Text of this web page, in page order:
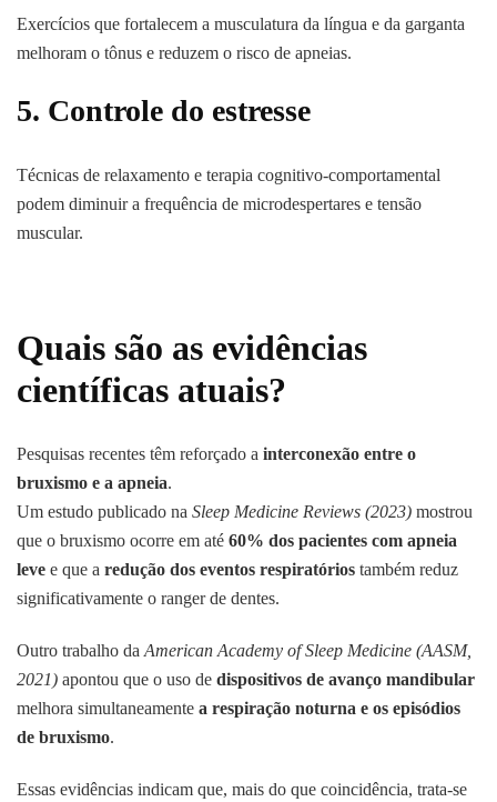
Exercícios que fortalecem a musculatura da língua e da garganta
melhoram o tônus e reduzem o risco de apneias.
5. Controle do estresse
Técnicas de relaxamento e terapia cognitivo-comportamental
podem diminuir a frequência de microdespertares e tensão
muscular.
Quais são as evidências
científicas atuais?
Pesquisas recentes têm reforçado a interconexão entre o
bruxismo e a apneia.
Um estudo publicado na Sleep Medicine Reviews (2023) mostrou
que o bruxismo ocorre em até 60% dos pacientes com apneia
leve e que a redução dos eventos respiratórios também reduz
significativamente o ranger de dentes.
Outro trabalho da American Academy of Sleep Medicine (AASM,
2021) apontou que o uso de dispositivos de avanço mandibular
melhora simultaneamente a respiração noturna e os episódios
de bruxismo.
Essas evidências indicam que, mais do que coincidência, trata-se